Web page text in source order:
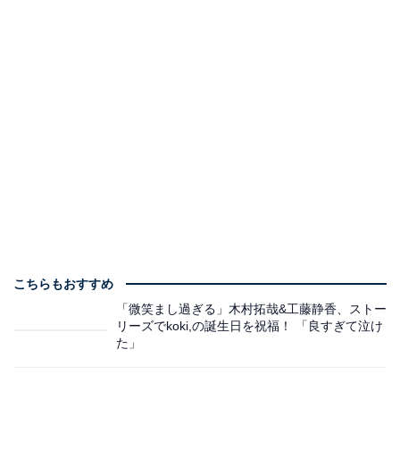
こちらもおすすめ
「微笑まし過ぎる」木村拓哉&工藤静香、ストー
リーズでkoki,の誕生日を祝福！ 「良すぎて泣け
た」